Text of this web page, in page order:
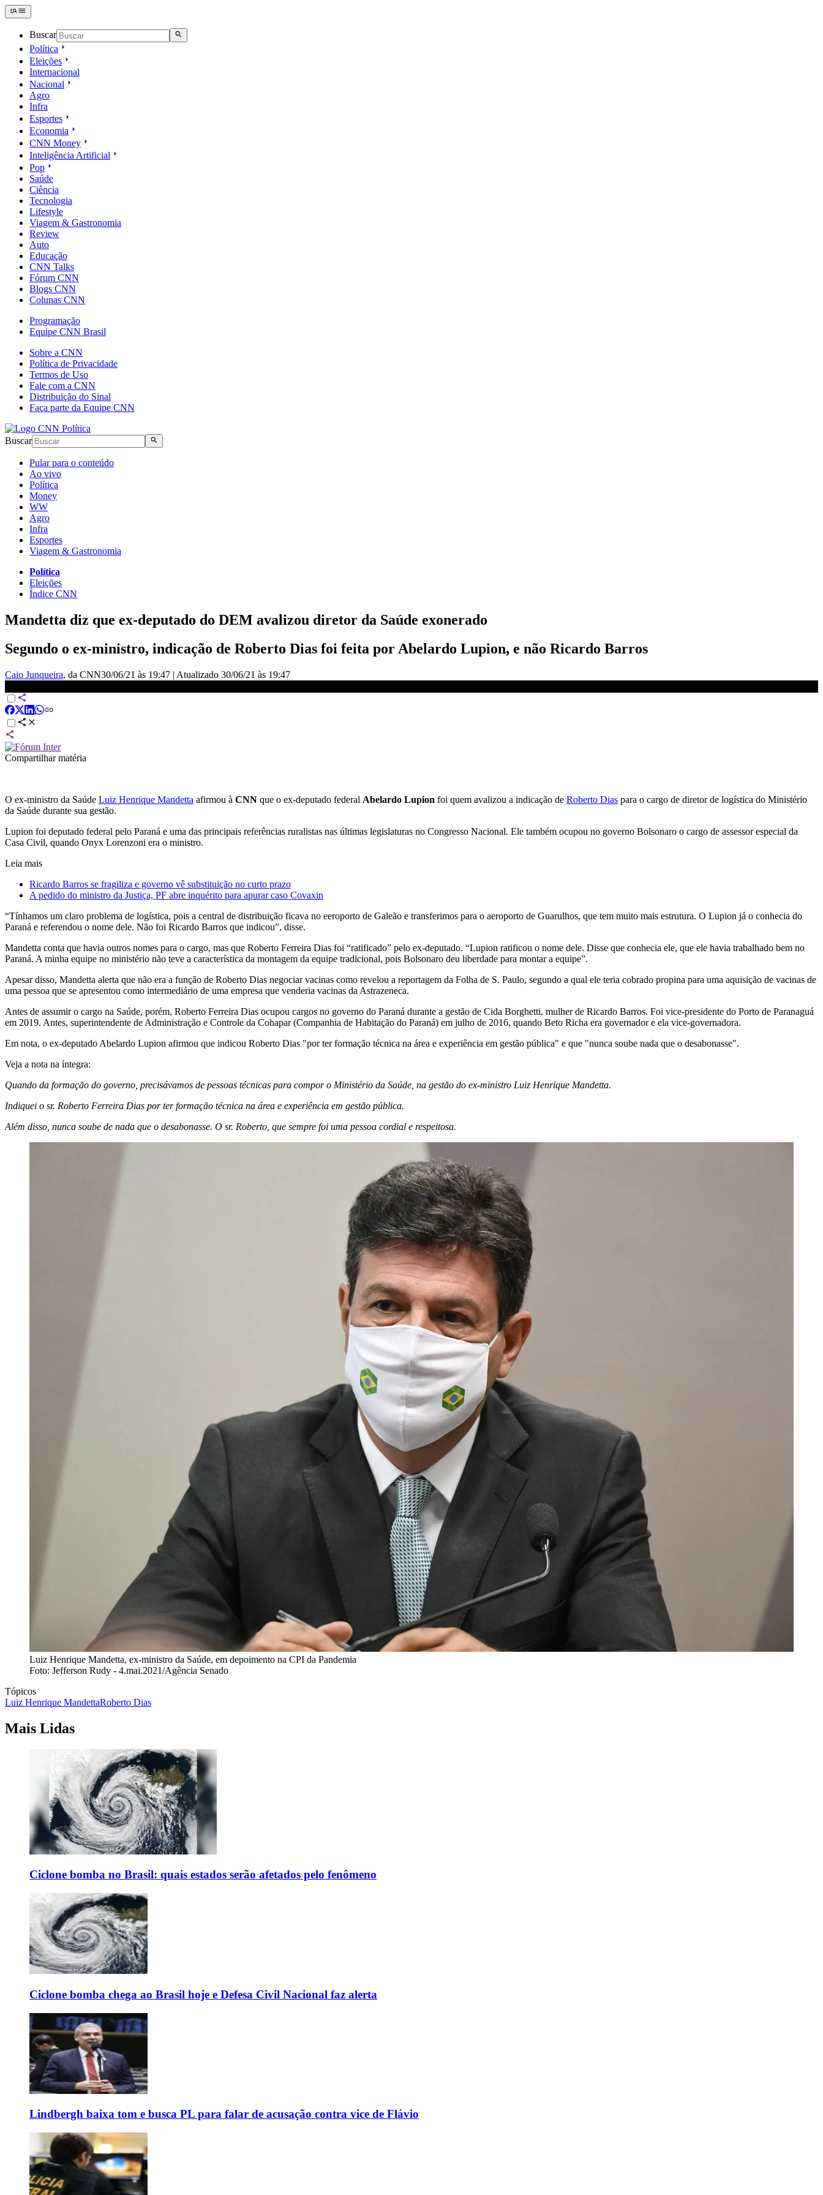
Buscar
Política
Eleições
Internacional
Nacional
Agro
Infra
Esportes
Economia
CNN Money
Inteligência Artificial
Pop
Saúde
Ciência
Tecnologia
Lifestyle
Viagem & Gastronomia
Review
Auto
Educação
CNN Talks
Fórum CNN
Blogs CNN
Colunas CNN
Programação
Equipe CNN Brasil
Sobre a CNN
Política de Privacidade
Termos de Uso
Fale com a CNN
Distribuição do Sinal
Faça parte da Equipe CNN
Buscar
Pular para o conteúdo
Ao vivo
Política
Money
WW
Agro
Infra
Esportes
Viagem & Gastronomia
Política
Eleições
Índice CNN
Mandetta diz que ex-deputado do DEM avalizou diretor da Saúde exonerado
Segundo o ex-ministro, indicação de Roberto Dias foi feita por Abelardo Lupion, e não Ricardo Barros
Caio Junqueira, da CNN30/06/21 às 19:47 | Atualizado 30/06/21 às 19:47
Compartilhar matéria
O ex-ministro da Saúde Luiz Henrique Mandetta afirmou à CNN que o ex-deputado federal Abelardo Lupion foi quem avalizou a indicação de Roberto Dias para o cargo de diretor de logística do Ministério
da Saúde durante sua gestão.
Lupion foi deputado federal pelo Paraná e uma das principais referências ruralistas nas últimas legislaturas no Congresso Nacional. Ele também ocupou no governo Bolsonaro o cargo de assessor especial da
Casa Civil, quando Onyx Lorenzoni era o ministro.
Leia mais
Ricardo Barros se fragiliza e governo vê substituição no curto prazo
A pedido do ministro da Justiça, PF abre inquérito para apurar caso Covaxin
“Tínhamos um claro problema de logística, pois a central de distribuição ficava no eeroporto de Galeão e transferimos para o aeroporto de Guarulhos, que tem muito mais estrutura. O Lupion já o conhecia do
Paraná e referendou o nome dele. Não foi Ricardo Barros que indicou”, disse.
Mandetta conta que havia outros nomes para o cargo, mas que Roberto Ferreira Dias foi “ratificado” pelo ex-deputado. “Lupion ratificou o nome dele. Disse que conhecia ele, que ele havia trabalhado bem no
Paraná. A minha equipe no ministério não teve a característica da montagem da equipe tradicional, pois Bolsonaro deu liberdade para montar a equipe”.
Apesar disso, Mandetta alerta que não era a função de Roberto Dias negociar vacinas como revelou a reportagem da Folha de S. Paulo, segundo a qual ele teria cobrado propina para uma aquisição de vacinas de
uma pessoa que se apresentou como intermediário de uma empresa que venderia vacinas da Astrazeneca.
Antes de assumir o cargo na Saúde, porém, Roberto Ferreira Dias ocupou cargos no governo do Paraná durante a gestão de Cida Borghetti, mulher de Ricardo Barros. Foi vice-presidente do Porto de Paranaguá
em 2019. Antes, superintendente de Administração e Controle da Cohapar (Companhia de Habitação do Paraná) em julho de 2016, quando Beto Richa era governador e ela vice-governadora.
Em nota, o ex-deputado Abelardo Lupion afirmou que indicou Roberto Dias "por ter formação técnica na área e experiência em gestão pública" e que "nunca soube nada que o desabonasse".
Veja a nota na íntegra:
Quando da formação do governo, precisávamos de pessoas técnicas para compor o Ministério da Saúde, na gestão do ex-ministro Luiz Henrique Mandetta.
Indiquei o sr. Roberto Ferreira Dias por ter formação técnica na área e experiência em gestão pública.
Além disso, nunca soube de nada que o desabonasse. O sr. Roberto, que sempre foi uma pessoa cordial e respeitosa.
Luiz Henrique Mandetta, ex-ministro da Saúde, em depoimento na CPI da Pandemia
Foto: Jefferson Rudy - 4.mai.2021/Agência Senado
Tópicos
Luiz Henrique MandettaRoberto Dias
Mais Lidas
Ciclone bomba no Brasil: quais estados serão afetados pelo fenômeno
Ciclone bomba chega ao Brasil hoje e Defesa Civil Nacional faz alerta
Lindbergh baixa tom e busca PL para falar de acusação contra vice de Flávio